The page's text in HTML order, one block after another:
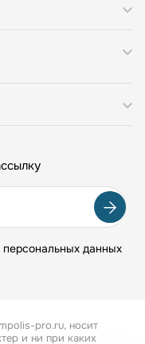
персональных данных
pro.ru, носит
и ни при каких